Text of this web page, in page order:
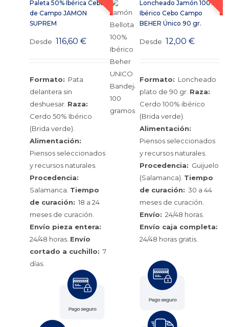
Paleta 50% Ibérica Cebo
de Campo JAMON
SUPREM
Desde 116,60€
Formato: Pata
delantera sin
deshuesar. Raza:
Cerdo 50% Ibérico
(Brida verde).
Alimentación:
Piensos seleccionados
y recursos naturales.
Procedencia:
Salamanca. Tiempo
de curación: 18 a 24
meses de curación.
Envío pieza entera:
24/48 horas. Envío
cortado a cuchillo: 7
días.
Loncheado Jamón 100%
Ibérico Cebo Campo
BEHER Único 90 gr.
Desde 12,00€
Formato: Loncheado
plato de 90 gr. Raza:
Cerdo 100% ibérico
(Brida verde).
Alimentación:
Piensos seleccionados
y recursos naturales.
Procedencia: Guijuelo
(Salamanca). Tiempo
de curación: 30 a 44
meses de curación.
Envío: 24/48 horas.
Envío caja completa:
24/48 horas gratis.